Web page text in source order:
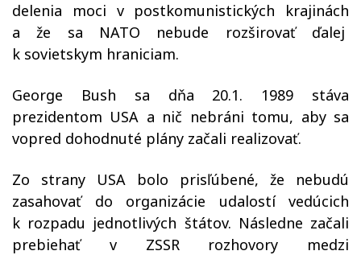
delenia moci v postkomunistických krajinách
a že sa NATO nebude rozširovať ďalej
k sovietskym hraniciam.
George Bush sa dňa 20.1. 1989 stáva
prezidentom USA a nič nebráni tomu, aby sa
vopred dohodnuté plány začali realizovať.
Zo strany USA bolo prisľúbené, že nebudú
zasahovať do organizácie udalostí vedúcich
k rozpadu jednotlivých štátov. Následne začali
prebiehať v ZSSR rozhovory medzi